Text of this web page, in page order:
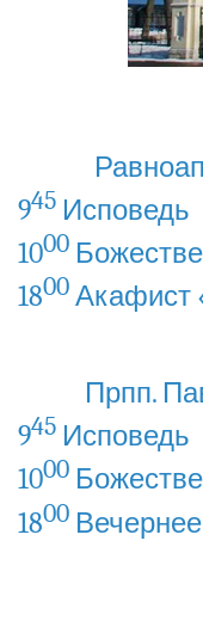
945 Исповедь
1000
1800 Акафист
Прпп.
945 Исповедь
1000
1800